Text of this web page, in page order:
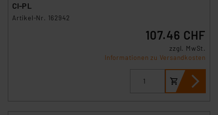
CI-PL
Artikel-Nr. 162942
107.46 CHF
zzgl. MwSt.
Informationen zu Versandkosten